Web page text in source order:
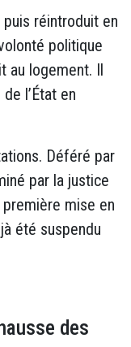
réintroduit en
politique
au logement. Il
l’État en
Déféré par
par la justice
mise en
été suspendu
des